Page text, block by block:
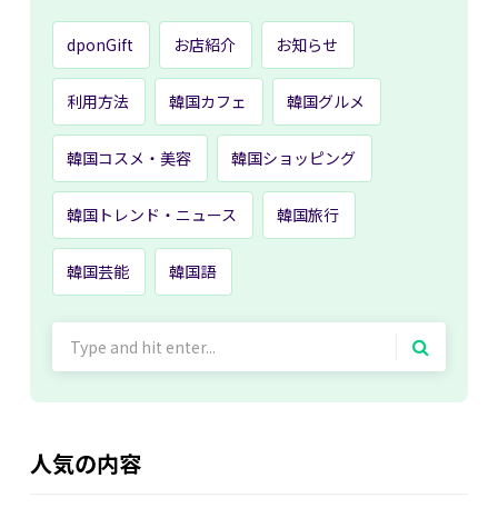
dponGift お店紹介 お知らせ
利用方法 韓国カフェ 韓国グルメ
韓国コスメ・美容 韓国ショッピング
韓国トレンド・ニュース 韓国旅行
韓国芸能 韓国語
人気の内容